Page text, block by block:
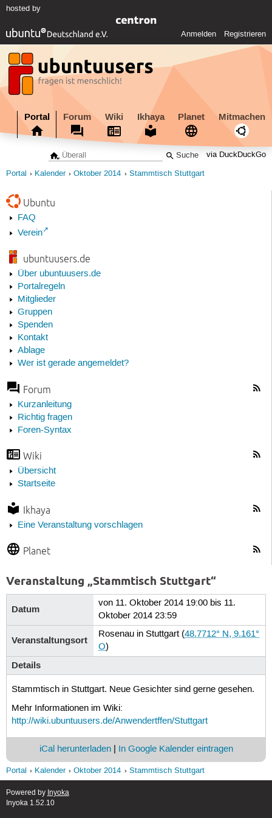
hosted by
Anmelden Registrieren
Portal Forum Wiki Ikhaya Planet Mitmachen
via DuckDuckGo
Portal Kalender Oktober 2014 Stammtisch Stuttgart
Ubuntu
FAQ
Verein
ubuntuusers.de
Über ubuntuusers.de
Portalregeln
Mitglieder
Gruppen
Spenden
Kontakt
Ablage
Wer ist gerade angemeldet?
Forum
Kurzanleitung
Richtig fragen
Foren-Syntax
Wiki
Übersicht
Startseite
Ikhaya
Eine Veranstaltung vorschlagen
Planet
Veranstaltung „Stammtisch Stuttgart“
Datum
von 11. Oktober 2014 19:00 bis 11.
Oktober 2014 23:59
Veranstaltungsort Rosenau in Stuttgart (48.7712° N, 9.161°
O)
Details
Stammtisch in Stuttgart. Neue Gesichter sind gerne gesehen.
Mehr Informationen im Wiki:
http://wiki.ubuntuusers.de/Anwendertffen/Stuttgart
iCal herunterladen| In Google Kalender eintragen
Portal Kalender Oktober 2014 Stammtisch Stuttgart
Powered by Inyoka
Inyoka 1.52.10